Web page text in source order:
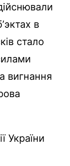
в
стало
вигнання
України